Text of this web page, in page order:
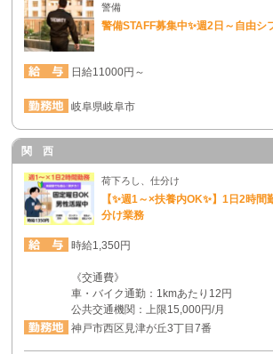
警備
警備STAFF募集中✨週2日～自由シ
日給11000円～
岐阜県岐阜市
関 西
荷下ろし、仕分け
【✨週1～×扶養内OK✨】1日2時
分け業務
時給1,350円
《交通費》
車・バイク通勤：1kmあたり12円
公共交通機関：上限15,000円/月
神戸市西区見津が丘3丁目7番